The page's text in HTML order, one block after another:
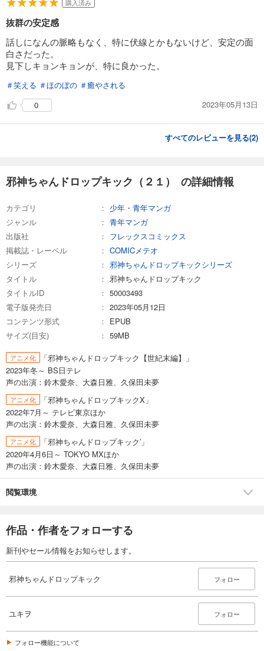
購入済み
抜群の安定感
話しになんの脈略もなく、特に伏線とかもないけど、安定の面
白さだった。
見下しキョンキョンが、特に良かった。
＃笑える ＃ほのぼの ＃癒やされる
0
2023年05月13日
すべてのレビューを見る(2)
邪神ちゃんドロップキック（２１） の詳細情報
カテゴリ
少年・青年マンガ
ジャンル
青年マンガ
出版社
フレックスコミックス
掲載誌・レーベル
COMICメテオ
シリーズ
邪神ちゃんドロップキックシリーズ
タイトル
邪神ちゃんドロップキック
タイトルID
50003493
電子版発売日
2023年05月12日
コンテンツ形式
EPUB
サイズ(目安)
59MB
アニメ化
「邪神ちゃんドロップキック【世紀末編】」
2023年冬～ BS日テレ
声の出演：鈴木愛奈、大森日雅、久保田未夢
アニメ化
「邪神ちゃんドロップキックX」
2022年7月～ テレビ東京ほか
声の出演：鈴木愛奈、大森日雅、久保田未夢
アニメ化
「邪神ちゃんドロップキック′」
2020年4月6日～ TOKYO MXほか
声の出演：鈴木愛奈、大森日雅、久保田未夢
閲覧環境
作品・作者をフォローする
新刊やセール情報をお知らせします。
邪神ちゃんドロップキック フォロー
ユキヲ フォロー
フォロー機能について